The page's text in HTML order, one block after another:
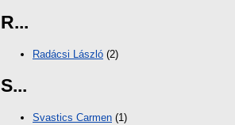
R...
Radácsi László (2)
S...
Svastics Carmen (1)